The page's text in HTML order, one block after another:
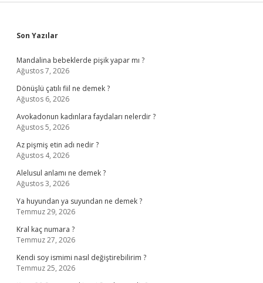
Sidebar
Son Yazılar
Mandalina bebeklerde pişik yapar mı ?
Ağustos 7, 2026
Dönüşlü çatılı fiil ne demek ?
Ağustos 6, 2026
Avokadonun kadınlara faydaları nelerdir ?
Ağustos 5, 2026
Az pişmiş etin adı nedir ?
Ağustos 4, 2026
Alelusul anlamı ne demek ?
Ağustos 3, 2026
Ya huyundan ya suyundan ne demek ?
Temmuz 29, 2026
Kral kaç numara ?
Temmuz 27, 2026
Kendi soy ismimi nasıl değiştirebilirim ?
Temmuz 25, 2026